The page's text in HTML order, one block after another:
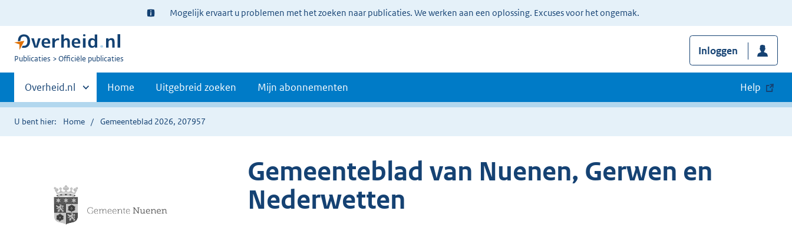
Ter
informatie:
Mogelijk ervaart u problemen met het zoeken naar publicaties. We werken aan een oplossing. Excuses voor het ongemak.
U
Publicaties Officiële publicaties
Inloggen
Primaire
navigatie
Andere
sites
binnen
Overheid.nl Home Uitgebreid zoeken Mijn abonnementen Help
U bent hier: Home Gemeenteblad 2026, 207957
Gemeenteblad van Nuenen, Gerwen en
Nederwetten